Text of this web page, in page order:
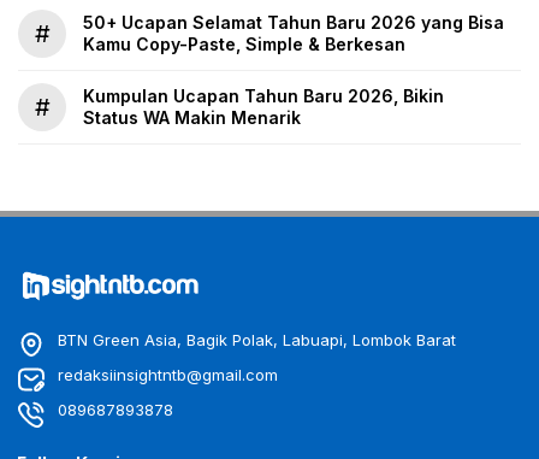
#
50+ Ucapan Selamat Tahun Baru 2026 yang Bisa
Kamu Copy-Paste, Simple & Berkesan
#
Kumpulan Ucapan Tahun Baru 2026, Bikin
Status WA Makin Menarik
BTN Green Asia, Bagik Polak, Labuapi, Lombok Barat
redaksiinsightntb@gmail.com
089687893878